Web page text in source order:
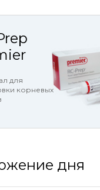
для
корневых
дня